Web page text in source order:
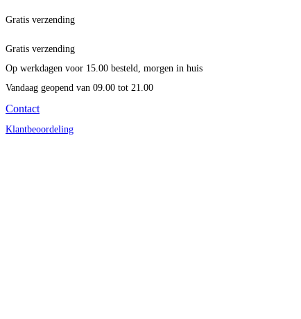
Gratis verzending
Gratis verzending
Op werkdagen voor 15.00 besteld, morgen in huis
Vandaag geopend van 09.00 tot 21.00
Contact
Klantbeoordeling